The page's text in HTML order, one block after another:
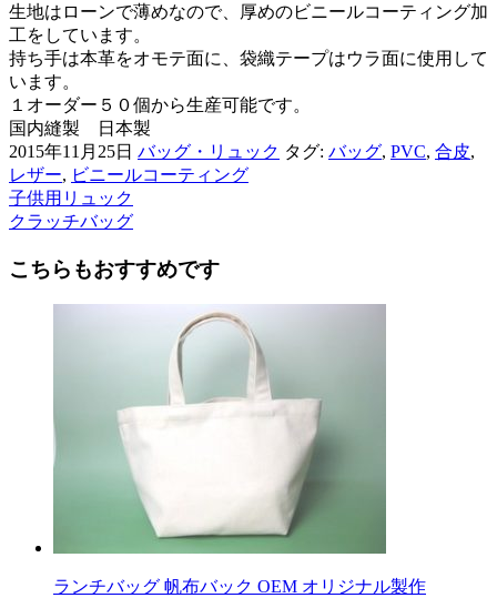
生地はローンで薄めなので、厚めのビニールコーティング加
工をしています。
持ち手は本革をオモテ面に、袋織テープはウラ面に使用して
います。
１オーダー５０個から生産可能です。
国内縫製 日本製
2015年11月25日 バッグ・リュック タグ: バッグ, PVC, 合皮,
レザー, ビニールコーティング
前
後
の
子供用リュック
クラッチバッグ
こちらもおすすめです
ランチバッグ 帆布バック OEM オリジナル製作